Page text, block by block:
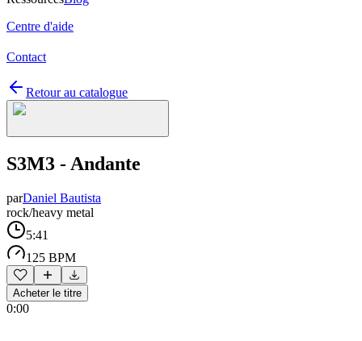
Centre d'aide
Contact
Retour au catalogue
S3M3 - Andante
parDaniel Bautista
rock/heavy metal
5:41
125 BPM
Acheter le titre
0:00